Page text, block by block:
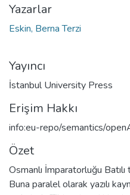
Yazarlar
Eskin, Berna Terzi
Yayıncı
İstanbul University Press
Erişim Hakkı
info:eu-repo/semantics/
Özet
Osmanlı İmparatorluğu
Buna paralel olarak yazılı